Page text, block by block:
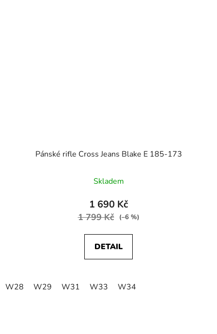
Pánské rifle Cross Jeans Blake E 185-173
Skladem
1 690 Kč
1 799 Kč (–6 %)
DETAIL
W28 W29 W31 W33 W34